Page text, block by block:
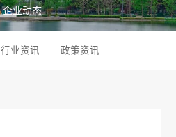
企业动态
行业资讯 政策资讯